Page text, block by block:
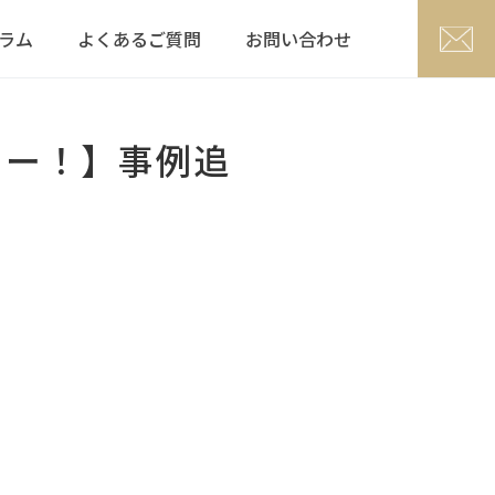
ム よくあるご質問 お問い合わせ
！】事例追